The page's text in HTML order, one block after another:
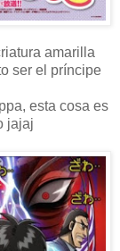
amarilla
ser el príncipe
esta cosa es
jajaj